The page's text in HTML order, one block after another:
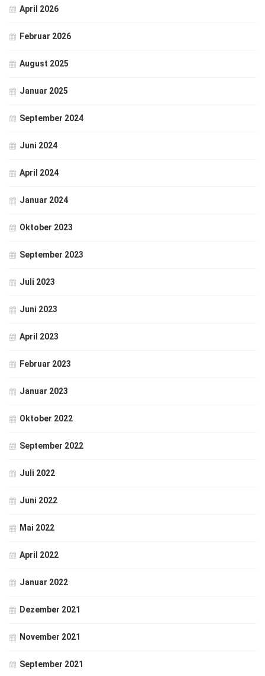
April 2026
Februar 2026
August 2025
Januar 2025
September 2024
Juni 2024
April 2024
Januar 2024
Oktober 2023
September 2023
Juli 2023
Juni 2023
April 2023
Februar 2023
Januar 2023
Oktober 2022
September 2022
Juli 2022
Juni 2022
Mai 2022
April 2022
Januar 2022
Dezember 2021
November 2021
September 2021